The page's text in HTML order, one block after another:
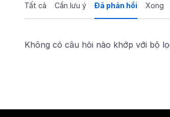
Tất cả Cần lưu ý Đã phản hồi Xong
Không có câu hỏi nào khớp với bộ